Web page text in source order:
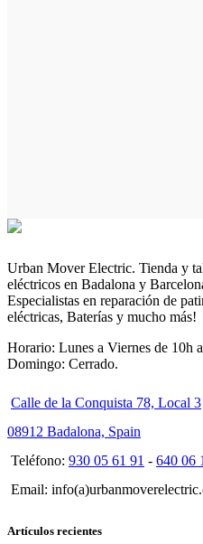
Urban Mover Electric. Tienda y
eléctricos en Badalona y
Especialistas en reparación de
eléctricas, Baterías y mucho más!
Horario: Lunes a Viernes de 10h
Domingo: Cerrado.
Calle de la Conquista 78, Local 3
08912 Badalona, Spain
Teléfono: 930 05 61 91 - 640 06
Email:
Artículos recientes